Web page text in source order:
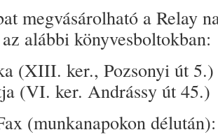
megvásárolható a Relay
alábbi könyvesboltokban:
(XIII. ker., Pozsonyi út 5.)
(VI. ker. Andrássy út 45.)
(munkanapokon